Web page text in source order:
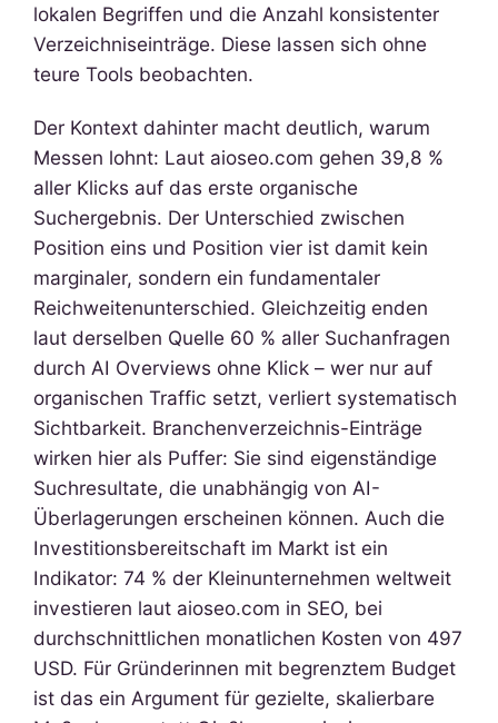
lokalen Begriffen und die Anzahl konsistenter
Verzeichniseinträge. Diese lassen sich ohne
teure Tools beobachten.
Der Kontext dahinter macht deutlich, warum
Messen lohnt: Laut aioseo.com gehen 39,8 %
aller Klicks auf das erste organische
Suchergebnis. Der Unterschied zwischen
Position eins und Position vier ist damit kein
marginaler, sondern ein fundamentaler
Reichweitenunterschied. Gleichzeitig enden
laut derselben Quelle 60 % aller Suchanfragen
durch AI Overviews ohne Klick – wer nur auf
organischen Traffic setzt, verliert systematisch
Sichtbarkeit. Branchenverzeichnis-Einträge
wirken hier als Puffer: Sie sind eigenständige
Suchresultate, die unabhängig von AI-
Überlagerungen erscheinen können. Auch die
Investitionsbereitschaft im Markt ist ein
Indikator: 74 % der Kleinunternehmen weltweit
investieren laut aioseo.com in SEO, bei
durchschnittlichen monatlichen Kosten von 497
USD. Für Gründerinnen mit begrenztem Budget
ist das ein Argument für gezielte, skalierbare